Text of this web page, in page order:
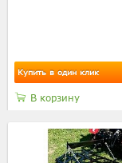
Купить в один клик
В корзину